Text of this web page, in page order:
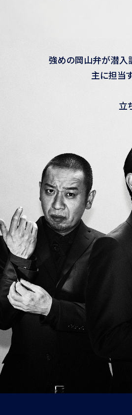
強めの岡山弁が潜入
主に担当
立